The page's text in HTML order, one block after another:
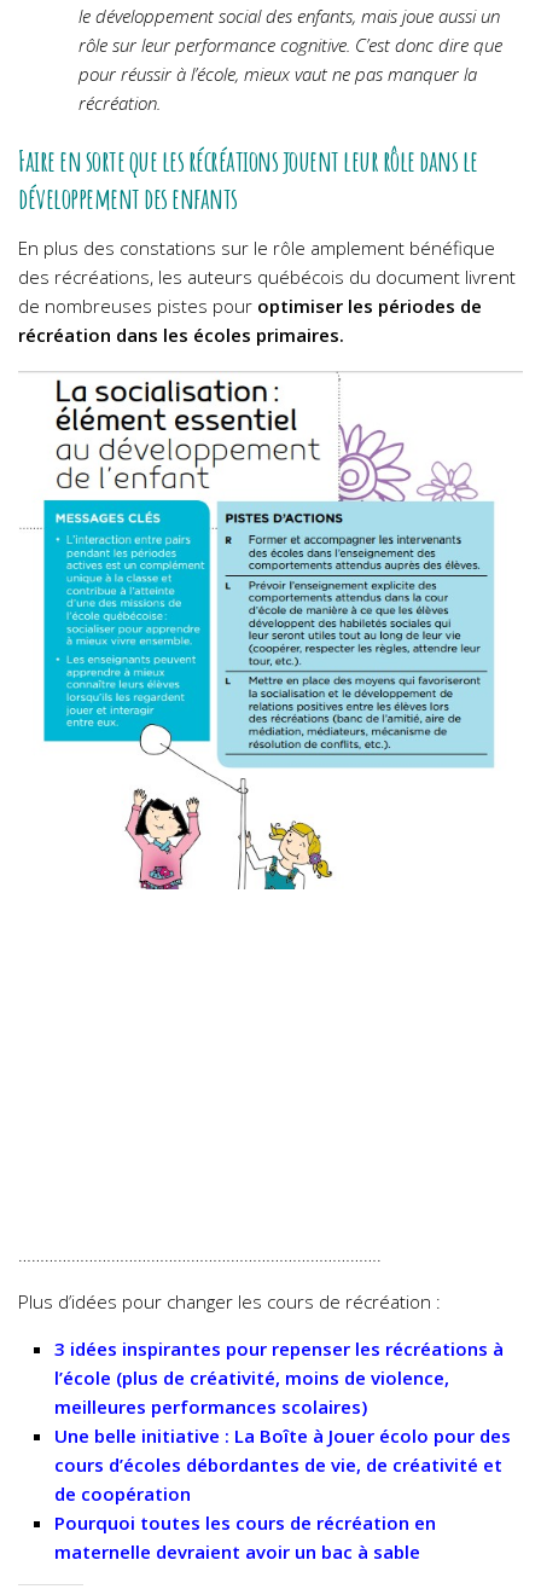
le développement social des enfants, mais joue aussi un
rôle sur leur performance cognitive. C’est donc dire que
pour réussir à l’école, mieux vaut ne pas manquer la
récréation.
Faire en sorte que les récréations jouent leur rôle dans le
développement des enfants
En plus des constations sur le rôle amplement bénéfique
des récréations, les auteurs québécois du document livrent
de nombreuses pistes pour optimiser les périodes de
récréation dans les écoles primaires.
……………………………………………………………………….
Plus d’idées pour changer les cours de récréation :
3 idées inspirantes pour repenser les récréations à
l’école (plus de créativité, moins de violence,
meilleures performances scolaires)
Une belle initiative : La Boîte à Jouer écolo pour des
cours d’écoles débordantes de vie, de créativité et
de coopération
Pourquoi toutes les cours de récréation en
maternelle devraient avoir un bac à sable